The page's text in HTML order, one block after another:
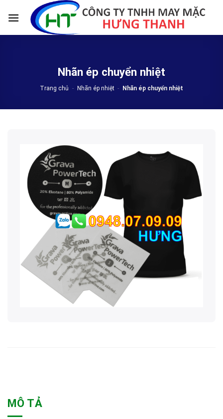
Nhãn ép chuyển nhiệt
Trang chủ - Nhãn ép nhiệt - Nhãn ép chuyển nhiệt
MÔ TẢ